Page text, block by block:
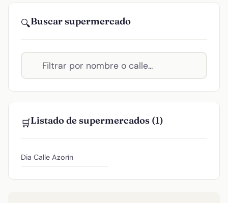
🔍Buscar supermercado
🛒Listado de supermercados (1)
Dia Calle Azorín